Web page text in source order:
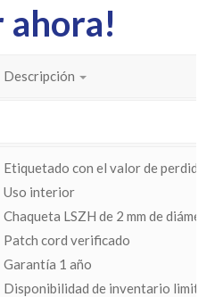
LinkedInWhatsApp
ahora!
Descripción
Etiquetado con el valor de perdidas
Uso interior
Chaqueta LSZH de 2 mm de diámetro
Patch cord verificado
Garantía 1 año
Disponibilidad de inventario limitada